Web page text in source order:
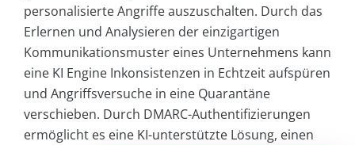
personalisierte Angriffe auszuschalten. Durch das
Erlernen und Analysieren der einzigartigen
Kommunikationsmuster eines Unternehmens kann
eine KI Engine Inkonsistenzen in Echtzeit aufspüren
und Angriffsversuche in eine Quarantäne
verschieben. Durch DMARC-Authentifizierungen
ermöglicht es eine KI-unterstützte Lösung, einen